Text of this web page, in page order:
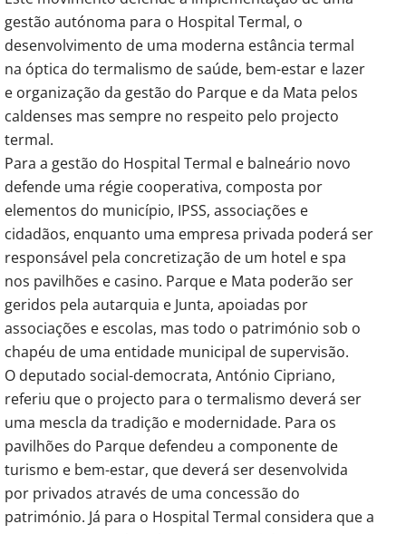
gestão autónoma para o Hospital Termal, o
desenvolvimento de uma moderna estância termal
na óptica do termalismo de saúde, bem-estar e lazer
e organização da gestão do Parque e da Mata pelos
caldenses mas sempre no respeito pelo projecto
termal.
Para a gestão do Hospital Termal e balneário novo
defende uma régie cooperativa, composta por
elementos do município, IPSS, associações e
cidadãos, enquanto uma empresa privada poderá ser
responsável pela concretização de um hotel e spa
nos pavilhões e casino. Parque e Mata poderão ser
geridos pela autarquia e Junta, apoiadas por
associações e escolas, mas todo o património sob o
chapéu de uma entidade municipal de supervisão.
O deputado social-democrata, António Cipriano,
referiu que o projecto para o termalismo deverá ser
uma mescla da tradição e modernidade. Para os
pavilhões do Parque defendeu a componente de
turismo e bem-estar, que deverá ser desenvolvida
por privados através de uma concessão do
património. Já para o Hospital Termal considera que a